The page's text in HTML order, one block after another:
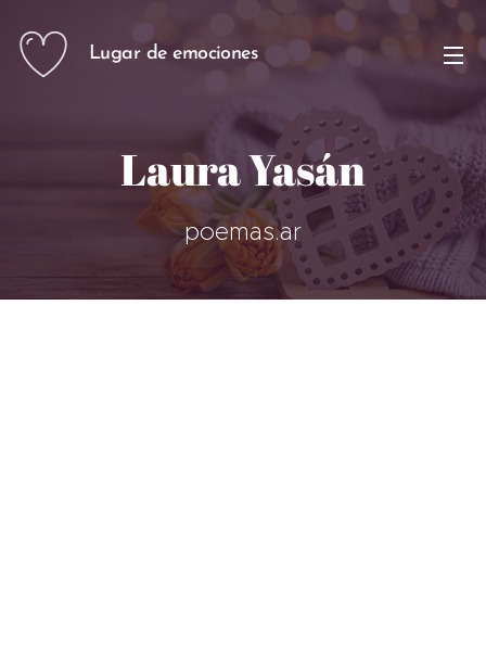
Lugar de emociones
Laura Yasán
poemas.ar